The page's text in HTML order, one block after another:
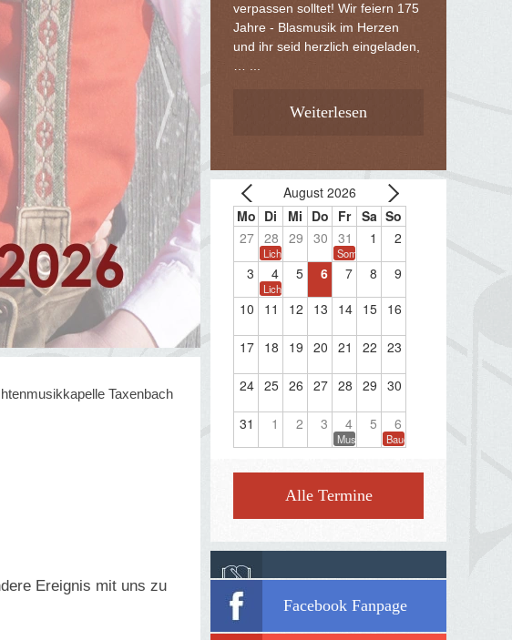
Taxenbach
Ereignis mit uns zu
verpassen solltet! Wir feiern 175
Jahre - Blasmusik im Herzen
und ihr seid herzlich eingeladen,
Weiterlesen
August 2026
27 28 29 30 31 1 2
LichterwanderungSommerkonzert
3 4 5 6 7 8 9
Lichterwanderung
10 11 12 13 14 15 16
17 18 19 20 21 22 23
24 25 26 27 28 29 30
31 1 2 3 4 5 6
MusikprobeBauernherbstfest
Alle Termine
Facebook Fanpage